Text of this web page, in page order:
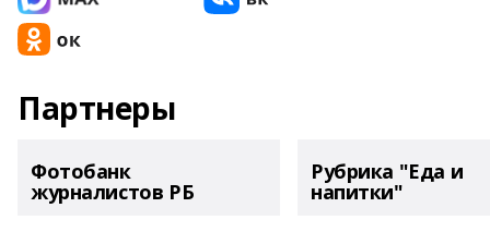
Партнеры
Фотобанк
журналистов РБ
Рубрика "Еда и
напитки"